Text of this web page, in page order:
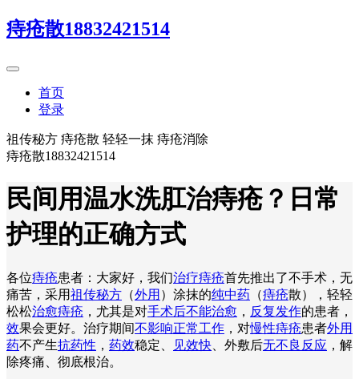
痔疮散18832421514
首页
登录
祖传秘方 痔疮散 轻轻一抹 痔疮消除
痔疮散18832421514
民间用温水洗肛治痔疮？日常
护理的正确方式
各位痔疮患者：大家好，我们治疗痔疮首先推出了不手术，无
痛苦，采用祖传秘方 （外用 ）涂抹的纯中药 （痔疮散），轻轻
松松治愈痔疮 ，尤其是对手术后不能治愈 ， 反复发作的患者，
效果会更好。治疗期间不影响正常工作 ，对慢性痔疮患者外用
药不产生抗药性 ， 药效稳定、 见效快 、外敷后无不良反应 ，解
除疼痛、彻底根治。